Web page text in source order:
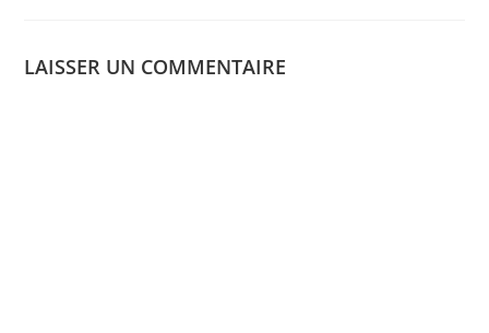
LAISSER UN COMMENTAIRE